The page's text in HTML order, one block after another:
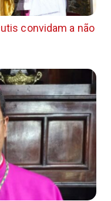
convidam a não